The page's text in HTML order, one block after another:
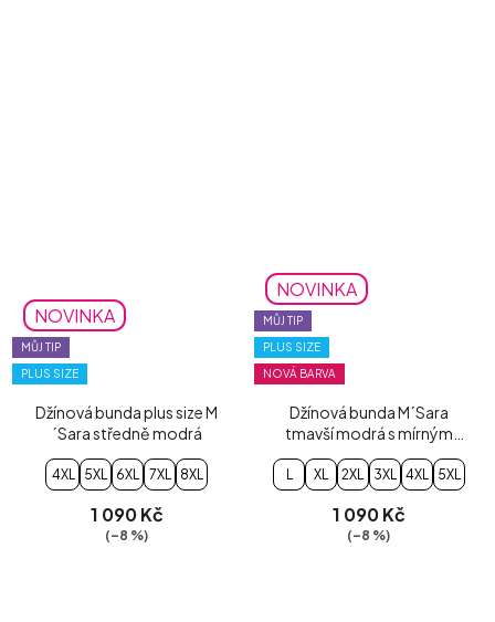
NOVINKA
MŮJ TIP
PLUS SIZE
Džínová bunda plus size M
´Sara středně modrá
4XL 5XL 6XL 7XL 8XL
1 090 Kč
(–8 %)
NOVINKA
MŮJ TIP
PLUS SIZE
NOVÁ BARVA
Džínová bunda M´Sara
tmavší modrá s mírným
šisováním
XL 2XL 3XL 4XL 5XL
1 090 Kč
(–8 %)